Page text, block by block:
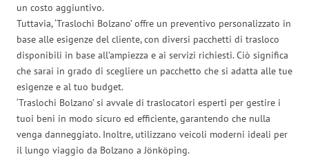
un costo aggiuntivo.
Tuttavia, ‘Traslochi Bolzano’ offre un preventivo personalizzato in
base alle esigenze del cliente, con diversi pacchetti di trasloco
disponibili in base all’ampiezza e ai servizi richiesti. Ciò significa
che sarai in grado di scegliere un pacchetto che si adatta alle tue
esigenze e al tuo budget.
‘Traslochi Bolzano’ si avvale di traslocatori esperti per gestire i
tuoi beni in modo sicuro ed efficiente, garantendo che nulla
venga danneggiato. Inoltre, utilizzano veicoli moderni ideali per
il lungo viaggio da Bolzano a Jönköping.